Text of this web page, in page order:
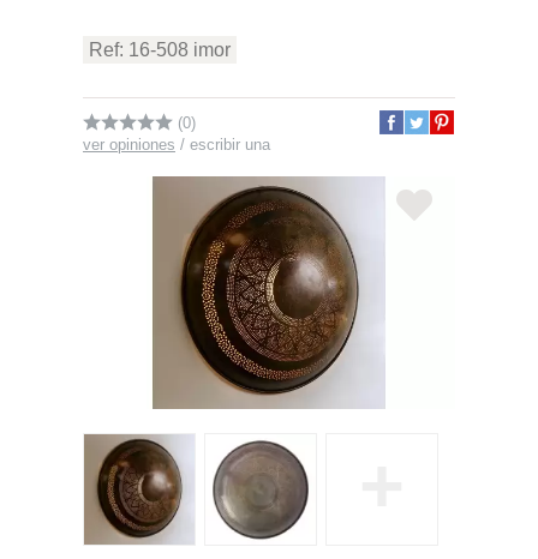
Ref: 16-508 imor
(0)
ver opiniones / escribir una